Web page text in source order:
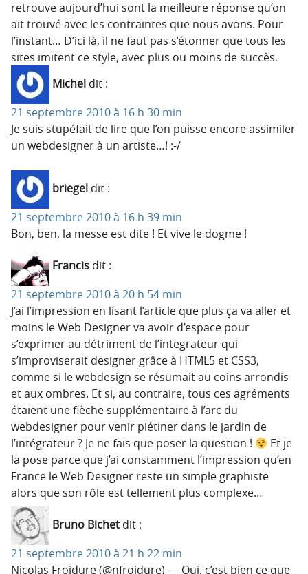
retrouve aujourd’hui sont la meilleure réponse qu’on
ait trouvé avec les contraintes que nous avons. Pour
l’instant… D’ici là, il ne faut pas s’étonner que tous les
sites imitent ce style, avec plus ou moins de succès.
Michel dit :
21 septembre 2010 à 16 h 30 min
Je suis stupéfait de lire que l’on puisse encore assimiler
un webdesigner à un artiste…! :-/
briegel dit :
21 septembre 2010 à 16 h 39 min
Bon, ben, la messe est dite ! Et vive le dogme !
Francis dit :
21 septembre 2010 à 20 h 54 min
J’ai l’impression en lisant l’article que plus ça va aller et
moins le Web Designer va avoir d’espace pour
s’exprimer au détriment de l’integrateur qui
s’improviserait designer grâce à HTML5 et CSS3,
comme si le webdesign se résumait au coins arrondis
et aux ombres. Et si, au contraire, tous ces agréments
étaient une flèche supplémentaire à l’arc du
webdesigner pour venir piétiner dans le jardin de
l’intégrateur ? Je ne fais que poser la question !
Et je
la pose parce que j’ai constamment l’impression qu’en
France le Web Designer reste un simple graphiste
alors que son rôle est tellement plus complexe…
Bruno Bichet dit :
21 septembre 2010 à 21 h 22 min
Nicolas Froidure (@nfroidure) — Oui, c’est bien ce que